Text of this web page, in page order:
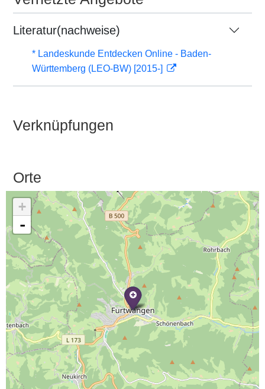
Literatur(nachweise)
* Landeskunde Entdecken Online - Baden-
Württemberg (LEO-BW) [2015-]
Verknüpfungen
Orte
+
-